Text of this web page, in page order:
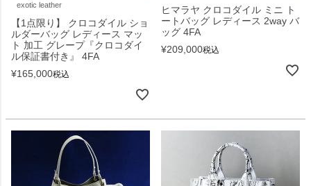
exotic leather
【1点限り】 クロコダイル ショ
ルダーバッグ レディース マッ
ト 加工 グレープ『クロコダイ
ル保証書付き』 4FA
¥165,000税込
ヒマラヤ クロコダイル ミニ ト
ートバッグ レディース 2way バ
ッグ 4FA
¥209,000税込